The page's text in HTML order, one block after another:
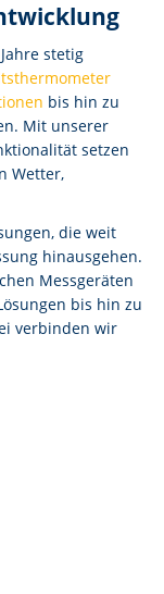
stetig
bis hin zu
Mit unserer
setzen
Wetter,
die weit
hinausgehen.
Messgeräten
bis hin zu
verbinden wir